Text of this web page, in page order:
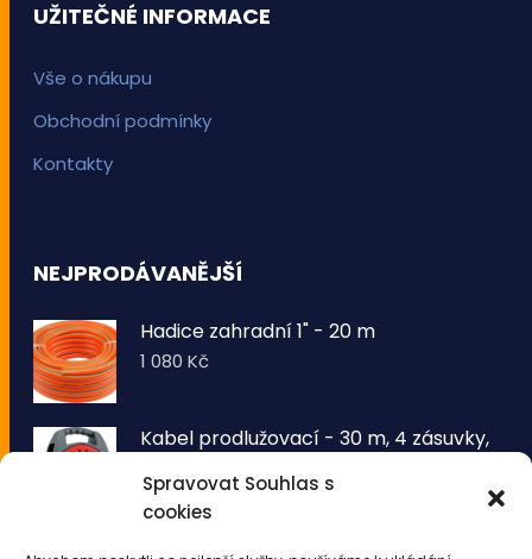
Spravovat Souhlas s
cookies
UŽITEČNÉ INFORMACE
Vše o nákupu
Obchodní podmínky
Kontakty
NEJPRODÁVANĚJŠÍ
Hadice zahradní 1" - 20 m
1 080Kč
Kabel prodlužovací - 30 m, 4 zásuvky,
1 260Kč